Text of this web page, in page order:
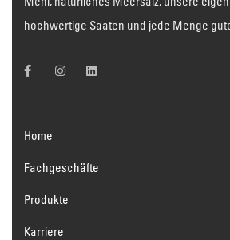
hochwertige Saaten und jede Menge
Home
Fachgeschäfte
Produkte
Karriere